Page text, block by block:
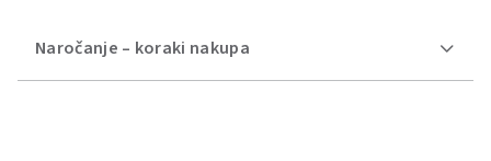
Naročanje – koraki nakupa